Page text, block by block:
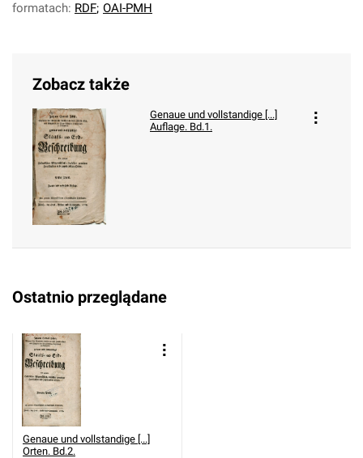
formatach: RDF; OAI-PMH
Zobacz także
Genaue und vollstandige [...]
Auflage. Bd.1.
Ostatnio przeglądane
Genaue und vollstandige [...]
Orten. Bd.2.